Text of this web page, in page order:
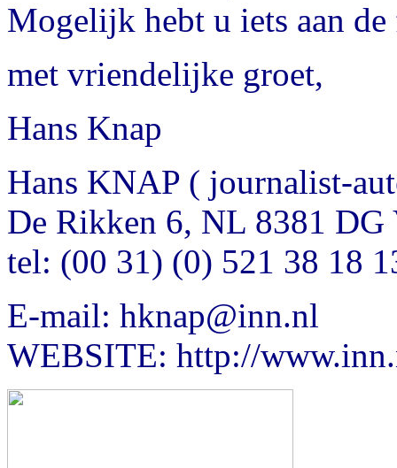
Mogelijk hebt u iets aan
met vriendelijke groet,
Hans Knap
Hans KNAP ( journalist-
De Rikken 6, NL 8381 DG
tel: (00 31) (0) 521 38 18
E-mail: hknap@inn.nl
WEBSITE: http://